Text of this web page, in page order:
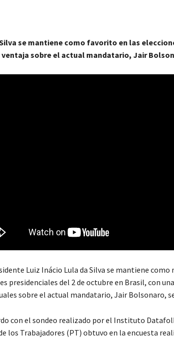
se mantiene como favorito en las
ventaja sobre el actual mandatario, Jair
Luiz Inácio Lula da Silva se mantiene
presidenciales del 2 de octubre en Brasil, con
sobre el actual mandatario, Jair Bolsonaro,
con el sondeo realizado por el Instituto
los Trabajadores (PT) obtuvo en la encuesta